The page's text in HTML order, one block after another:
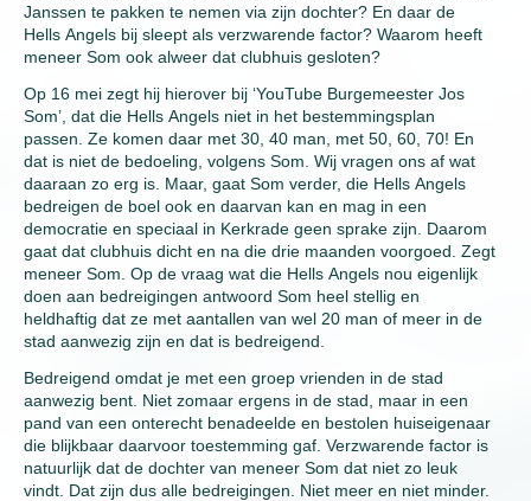
Janssen te pakken te nemen via zijn dochter? En daar de
Hells Angels bij sleept als verzwarende factor? Waarom heeft
meneer Som ook alweer dat clubhuis gesloten?
Op 16 mei zegt hij hierover bij ‘YouTube Burgemeester Jos
Som’, dat die Hells Angels niet in het bestemmingsplan
passen. Ze komen daar met 30, 40 man, met 50, 60, 70! En
dat is niet de bedoeling, volgens Som. Wij vragen ons af wat
daaraan zo erg is. Maar, gaat Som verder, die Hells Angels
bedreigen de boel ook en daarvan kan en mag in een
democratie en speciaal in Kerkrade geen sprake zijn. Daarom
gaat dat clubhuis dicht en na die drie maanden voorgoed. Zegt
meneer Som. Op de vraag wat die Hells Angels nou eigenlijk
doen aan bedreigingen antwoord Som heel stellig en
heldhaftig dat ze met aantallen van wel 20 man of meer in de
stad aanwezig zijn en dat is bedreigend.
Bedreigend omdat je met een groep vrienden in de stad
aanwezig bent. Niet zomaar ergens in de stad, maar in een
pand van een onterecht benadeelde en bestolen huiseigenaar
die blijkbaar daarvoor toestemming gaf. Verzwarende factor is
natuurlijk dat de dochter van meneer Som dat niet zo leuk
vindt. Dat zijn dus alle bedreigingen. Niet meer en niet minder.